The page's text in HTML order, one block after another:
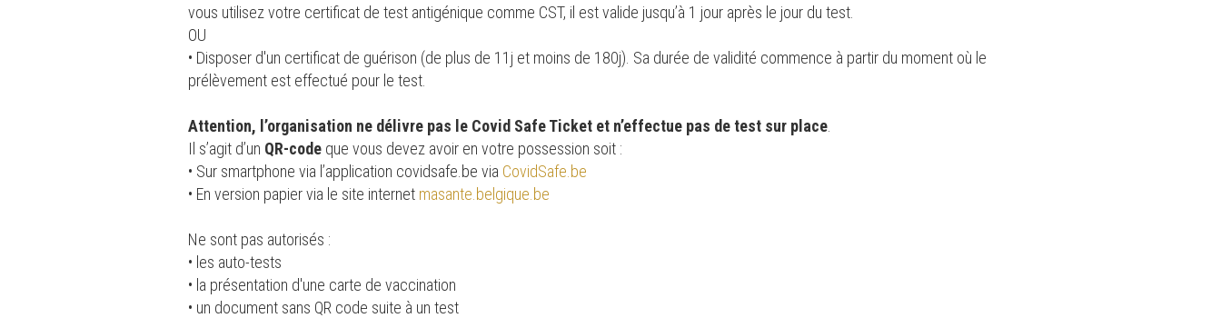
vous utilisez votre certificat de test antigénique comme CST, il est valide jusqu’à 1 jour après le jour du test.
OU
• Disposer d'un certificat de guérison (de plus de 11j et moins de 180j). Sa durée de validité commence à partir du moment où le
prélèvement est effectué pour le test.
Attention, l’organisation ne délivre pas le Covid Safe Ticket et n’effectue pas de test sur place
Il s’agit d’un QR-code que vous devez avoir en votre possession soit :
• Sur smartphone via l’application covidsafe.be via CovidSafe.be
• En version papier via le site internet masante.belgique.be
Ne sont pas autorisés :
• les auto-tests
• la présentation d'une carte de vaccination
• un document sans QR code suite à un test